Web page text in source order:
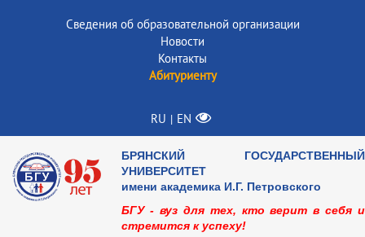
Сведения об образовательной организации
Новости
Контакты
Абитуриенту
RU | EN
БРЯНСКИЙ ГОСУДАРСТВЕННЫЙ
УНИВЕРСИТЕТ
имени академика И.Г. Петровского
БГУ - вуз для тех, кто верит в себя и
стремится к успеху!